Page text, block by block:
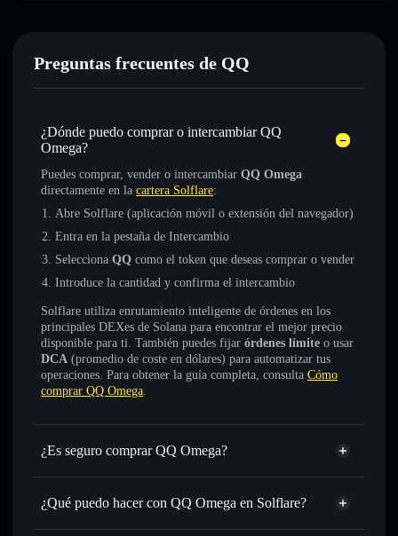
Preguntas frecuentes de QQ
¿Dónde puedo comprar o intercambiar QQ
Omega?
Puedes comprar, vender o intercambiar QQ Omega
directamente en la cartera Solflare:
Abre Solflare (aplicación móvil o extensión del navegador)
Entra en la pestaña de Intercambio
Selecciona QQ como el token que deseas comprar o vender
Introduce la cantidad y confirma el intercambio
Solflare utiliza enrutamiento inteligente de órdenes en los
principales DEXes de Solana para encontrar el mejor precio
disponible para ti. También puedes fijar órdenes límite o usar
DCA (promedio de coste en dólares) para automatizar tus
operaciones. Para obtener la guía completa, consulta Cómo
comprar QQ Omega.
¿Es seguro comprar QQ Omega?
QQ Omega no está verificado
¿Qué puedo hacer con QQ Omega en Solflare?
QQ Omega
cartera de Solflare